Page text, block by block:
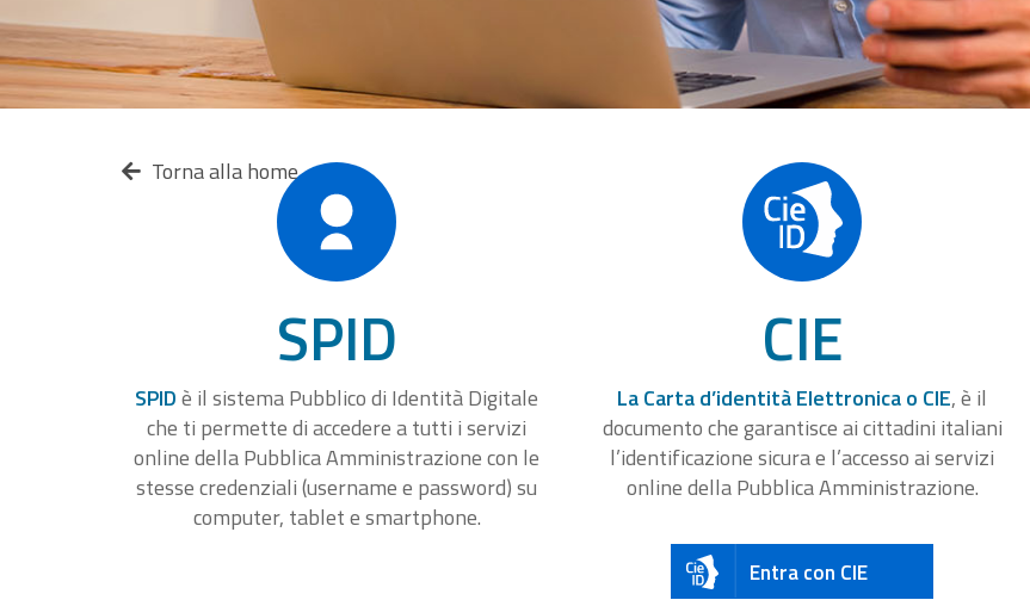
Torna alla home
SPID
SPIDè il sistema Pubblico di Identità Digitale
che ti permette di accedere a tutti i servizi
online della Pubblica Amministrazione con le
stesse credenziali (username e password) su
computer, tablet e smartphone.
CIE
La Carta d’identità Elettronica o CIE, è il
documento che garantisce ai cittadini italiani
l’identificazione sicura e l’accesso ai servizi
online della Pubblica Amministrazione.
Entra con CIE